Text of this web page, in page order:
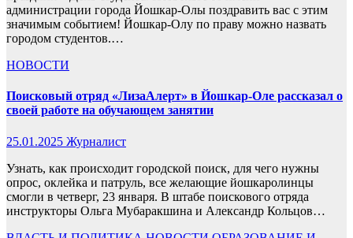
администрации города Йошкар-Олы поздравить вас с этим
значимым событием! Йошкар-Олу по праву можно назвать
городом студентов.…
НОВОСТИ
Поисковый отряд «ЛизаАлерт» в Йошкар-Оле рассказал о
своей работе на обучающем занятии
25.01.2025 Журналист
Узнать, как происходит городской поиск, для чего нужны
опрос, оклейка и патруль, все желающие йошкаролинцы
смогли в четверг, 23 января. В штабе поискового отряда
инструкторы Ольга Мубаракшина и Александр Кольцов…